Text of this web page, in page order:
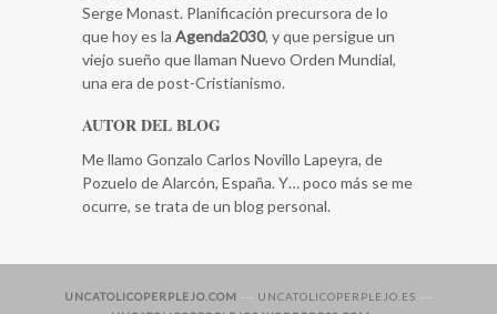
Serge Monast. Planificación precursora de lo
que hoy es la Agenda2030, y que persigue un
viejo sueño que llaman Nuevo Orden Mundial,
una era de post-Cristianismo.
AUTOR DEL BLOG
Me llamo Gonzalo Carlos Novillo Lapeyra, de
Pozuelo de Alarcón, España. Y… poco más se me
ocurre, se trata de un blog personal.
UNCATOLICOPERPLEJO.COM --- UNCATOLICOPERPLEJO.ES ---